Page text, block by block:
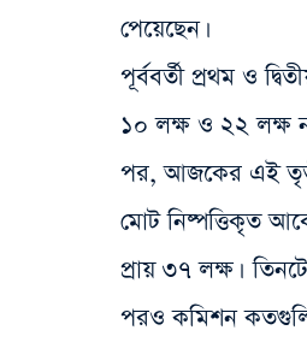
পেয়েছেন।
পূর্ববর্তী প্রথম ও
১০ লক্ষ ও ২২ লক্ষ
পর, আজকের এই
মোট নিষ্পত্তিকৃত
প্রায় ৩৭ লক্ষ।
পর‌ও কমিশন